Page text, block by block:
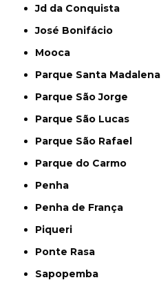
Jd da Conquista
José Bonifácio
Mooca
Parque Santa Madalena
Parque São Jorge
Parque São Lucas
Parque São Rafael
Parque do Carmo
Penha
Penha de França
Piqueri
Ponte Rasa
Sapopemba